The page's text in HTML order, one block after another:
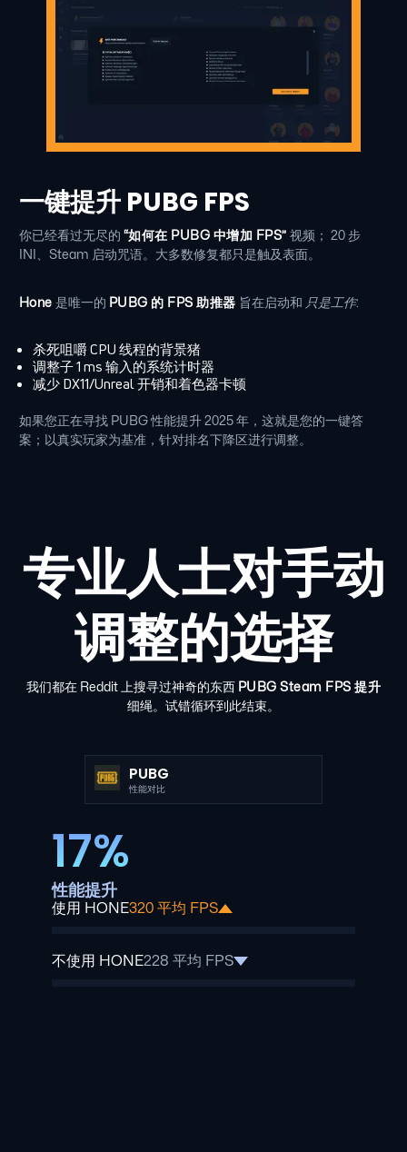
一键提升 PUBG FPS
你已经看过无尽的 “如何在 PUBG 中增加 FPS” 视频； 20 步
INI、Steam 启动咒语。大多数修复都只是触及表面。
Hone 是唯一的 PUBG 的 FPS 助推器 旨在启动和 只是工作:
杀死咀嚼 CPU 线程的背景猪
调整子 1 ms 输入的系统计时器
减少 DX11/Unreal 开销和着色器卡顿
如果您正在寻找 PUBG 性能提升 2025 年，这就是您的一键答
案；以真实玩家为基准，针对排名下降区进行调整。
专业人士对手动
调整的选择
我们都在 Reddit 上搜寻过神奇的东西 PUBG Steam FPS 提升
细绳。试错循环到此结束。
PUBG
性能对比
17%
性能提升
使用 HONE320 平均 FPS
不使用 HONE228 平均 FPS